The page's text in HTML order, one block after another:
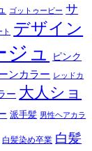
ゴットゥービー サ
ト
デザイン
ジュ
ピンク
ンカラー レッドカ
ー 大人ショ
派手髪 男性ヘアカラ
白髪染め卒業 白髪